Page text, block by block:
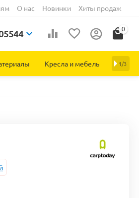
О нас Новинки Хиты продаж
0
Кресла и мебель 1/3